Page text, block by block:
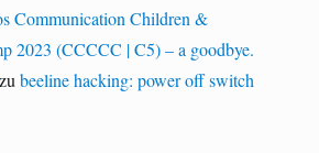
Communication Children &
2023 (CCCCC | C5) – a goodbye.
beeline hacking: power off switch